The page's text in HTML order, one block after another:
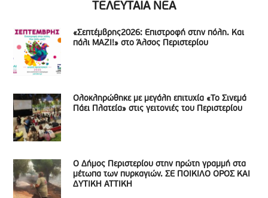
ΤΕΛΕΥΤΑΙΑ ΝΕΑ
«Σεπτέμβρης2026: Επιστροφή στην πόλη. Και
πάλι ΜΑΖΙ!» στο Άλσος Περιστερίου
Ολοκληρώθηκε με μεγάλη επιτυχία «Το Σινεμά
Πάει Πλατεία» στις γειτονιές του Περιστερίου
Ο Δήμος Περιστερίου στην πρώτη γραμμή στα
μέτωπα των πυρκαγιών. ΣΕ ΠΟΙΚΙΛΟ ΟΡΟΣ ΚΑΙ
ΔΥΤΙΚΗ ΑΤΤΙΚΗ